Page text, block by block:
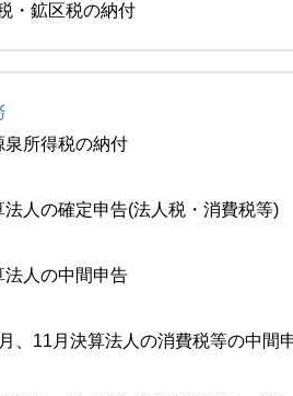
車税・鉱区税の納付 都道
3月分源泉所
決算法人の確定申告(
8月決算法人
、11月決算法人の消費税等